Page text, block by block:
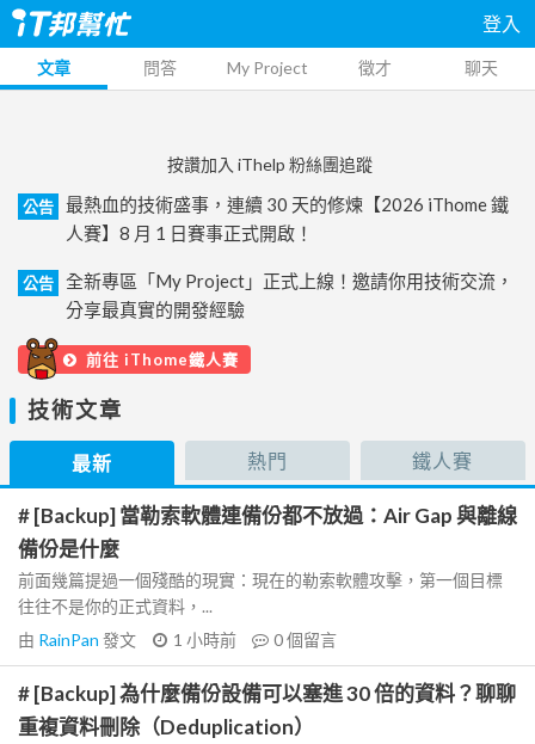
登入
文章 問答 My Project 徵才 聊天
按讚加入 iThelp 粉絲團追蹤
公告
最熱血的技術盛事，連續 30 天的修煉【2026 iThome 鐵
人賽】8 月 1 日賽事正式開啟！
公告
全新專區「My Project」正式上線！邀請你用技術交流，
分享最真實的開發經驗
前往 iThome鐵人賽
技術文章
最新 熱門 鐵人賽
# [Backup] 當勒索軟體連備份都不放過：Air Gap 與離線
備份是什麼
前面幾篇提過一個殘酷的現實：現在的勒索軟體攻擊，第一個目標
往往不是你的正式資料，...
由 RainPan 發文 1 小時前 0個留言
# [Backup] 為什麼備份設備可以塞進 30 倍的資料？聊聊
重複資料刪除（Deduplication）